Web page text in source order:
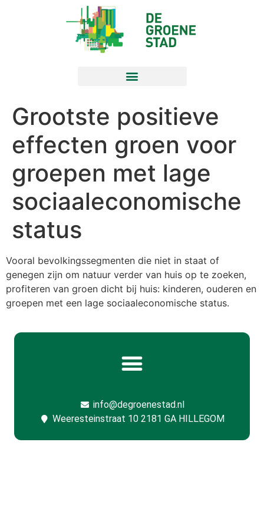
Grootste positieve
effecten groen voor
groepen met lage
sociaaleconomische
status
Vooral bevolkingssegmenten die niet in staat of
genegen zijn om natuur verder van huis op te zoeken,
profiteren van groen dicht bij huis: kinderen, ouderen en
groepen met een lage sociaaleconomische status.
info@degroenestad.nl
Weeresteinstraat 10 2181 GA HILLEGOM